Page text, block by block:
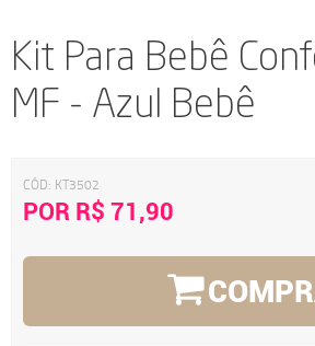
Kit Para Bebê
MF - Azul Bebê
CÓD: KT3502
POR R$ 71,90